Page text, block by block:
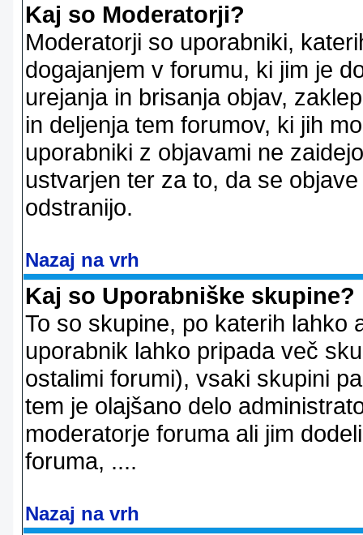
Kaj so Moderatorji?
Moderatorji so uporabniki,
dogajanjem v forumu, ki jim je
urejanja in brisanja objav,
in deljenja tem forumov, ki jih
uporabniki z objavami ne
ustvarjen ter za to, da se
odstranijo.
Nazaj na vrh
Kaj so Uporabniške skupine?
To so skupine, po katerih lahko
uporabnik lahko pripada več
ostalimi forumi), vsaki skupini
tem je olajšano delo
moderatorje foruma ali jim
foruma, ....
Nazaj na vrh